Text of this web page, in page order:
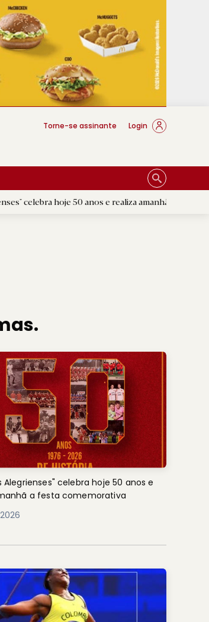
Torne-se assinante Login
50 anos e realiza amanhã a festa comemorativa
Alegrienses" celebra hoje 50 anos e
a festa comemorativa